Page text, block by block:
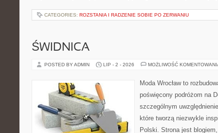
CATEGORIES: ROZSTANIA I RADZENIE SOBIE PO ZERWANIU
ŚWIDNICA
POSTED BY ADMIN LIP - 2 - 2026 MOŻLIWOŚĆ
Moda Wrocław to
poświęcony podróżom na
szczególnym
które tworzą niezwykle
Polski. Strona jest